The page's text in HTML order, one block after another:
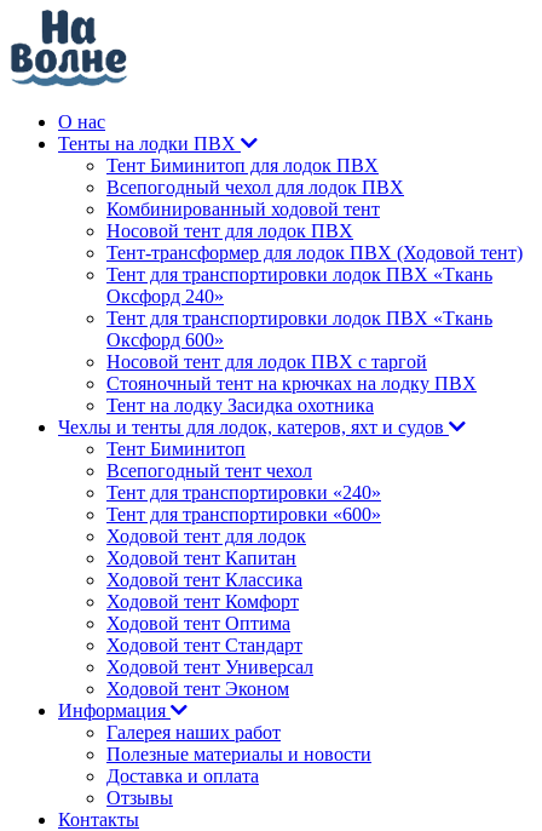
О нас
Тенты на лодки ПВХ
Тент Биминитоп для лодок ПВХ
Всепогодный чехол для лодок ПВХ
Комбинированный ходовой тент
Носовой тент для лодок ПВХ
Тент-трансформер для лодок ПВХ (Ходовой тент)
Тент для транспортировки лодок ПВХ «Ткань
Оксфорд 240»
Тент для транспортировки лодок ПВХ «Ткань
Оксфорд 600»
Носовой тент для лодок ПВХ с таргой
Стояночный тент на крючках на лодку ПВХ
Тент на лодку Засидка охотника
Чехлы и тенты для лодок, катеров, яхт и судов
Тент Биминитоп
Всепогодный тент чехол
Тент для транспортировки «240»
Тент для транспортировки «600»
Ходовой тент для лодок
Ходовой тент Капитан
Ходовой тент Классика
Ходовой тент Комфорт
Ходовой тент Оптима
Ходовой тент Стандарт
Ходовой тент Универсал
Ходовой тент Эконом
Информация
Галерея наших работ
Полезные материалы и новости
Доставка и оплата
Отзывы
Контакты